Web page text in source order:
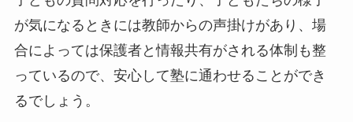
が気になるときには教師からの声掛けがあり、場
合によっては保護者と情報共有がされる体制も整
っているので、安心して塾に通わせることができ
るでしょう。